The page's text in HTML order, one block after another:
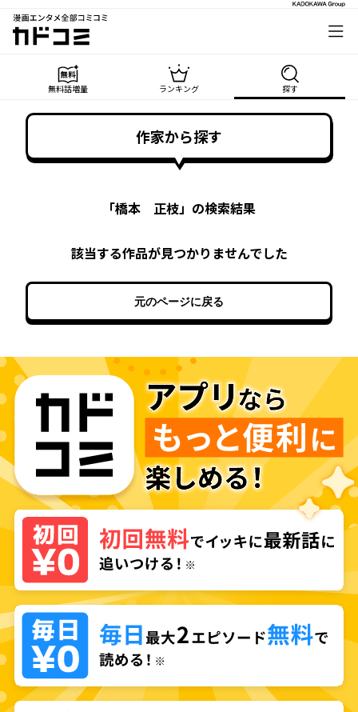
漫画エンタメ全部コミコミ
カドコミ
無料話増量 ランキング 探す
作家から探す
「橋本 正枝」の検索結果
該当する作品が見つかりませんでした
元のページに戻る